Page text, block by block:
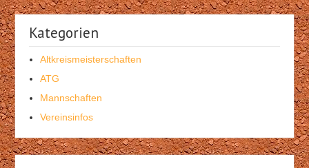
Kategorien
Altkreismeisterschaften
ATG
Mannschaften
Vereinsinfos